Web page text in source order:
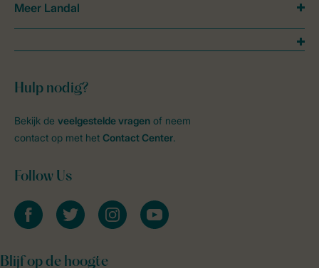
Hulp nodig?
Bekijk de veelgestelde vragen of neem
contact op met het Contact Center.
Follow Us
facebooktwitter instagramyoutube
Blijf op de hoogte
Meer Landal